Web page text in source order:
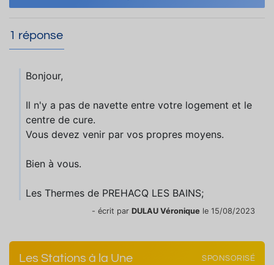
1 réponse
Bonjour,
Il n'y a pas de navette entre votre logement et le
centre de cure.
Vous devez venir par vos propres moyens.
Bien à vous.
Les Thermes de PREHACQ LES BAINS;
- écrit par DULAU Véronique le 15/08/2023
Les Stations à la Une SPONSORISÉ